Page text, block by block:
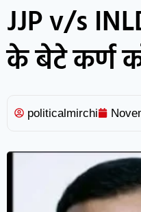
JJP v/s
के बेटे कर्ण
politicalmirchi